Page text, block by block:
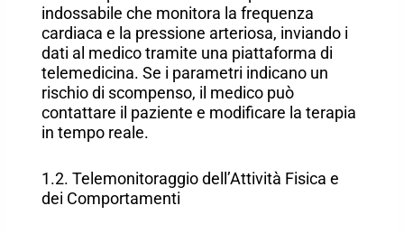
indossabile che monitora la frequenza
cardiaca e la pressione arteriosa, inviando i
dati al medico tramite una piattaforma di
telemedicina. Se i parametri indicano un
rischio di scompenso, il medico può
contattare il paziente e modificare la terapia
in tempo reale.
1.2. Telemonitoraggio dell’Attività Fisica e
dei Comportamenti